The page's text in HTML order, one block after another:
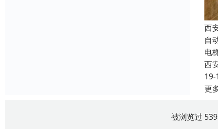
西
自
电
西
19-
更
被浏览过